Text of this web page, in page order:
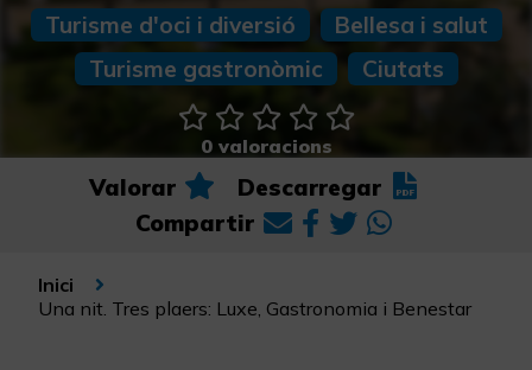
Experiències a la tardor
Experiències Setmana Santa
Turisme d'oci i diversió
Bellesa i salut
Turisme gastronòmic
Ciutats
0 valoracions
Valorar
Descarregar
Compartir
Inici
Una nit. Tres plaers: Luxe, Gastronomia i Benestar